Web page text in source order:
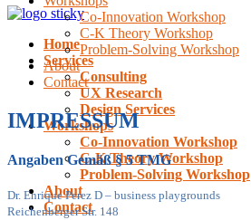
Home
Services
Consulting
UX Research
Design Services
Workshops
Co-Innovation Workshop
C-K Theory Workshop
Problem-Solving Workshop
About
Contact
Co-Innovation Workshop
C-K Theory Workshop
Problem-Solving Workshop
About
Contact
IMPRESSUM
Angaben Gemäß § 5 TMG
Dr. Enrique Perez D – business playgrounds
Reichenberger Str. 148